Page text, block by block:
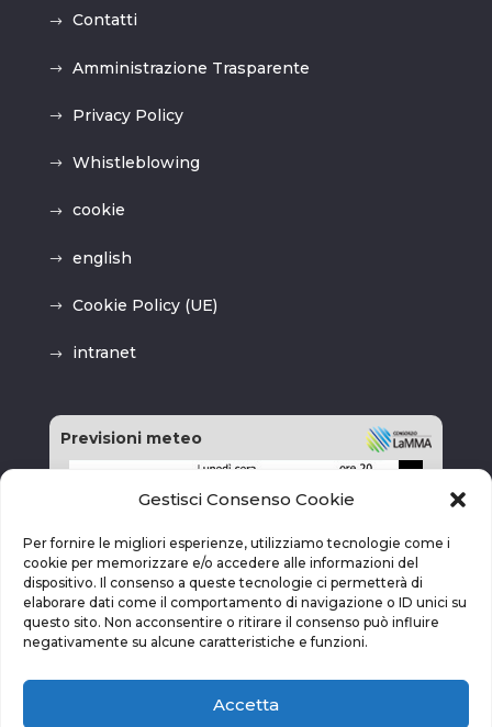
Gestisci Consenso Cookie
Per fornire le migliori esperienze, utilizziamo tecnologie come i
cookie per memorizzare e/o accedere alle informazioni del
dispositivo. Il consenso a queste tecnologie ci permetterà di
elaborare dati come il comportamento di navigazione o ID unici su
questo sito. Non acconsentire o ritirare il consenso può influire
negativamente su alcune caratteristiche e funzioni.
Accetta
Contatti
Amministrazione Trasparente
Privacy Policy
Whistleblowing
cookie
english
Cookie Policy (UE)
intranet
Previsioni meteo